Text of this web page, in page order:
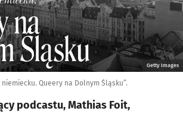
Getty Images
Queery na Dolnym Śląsku”.
podcastu, Mathias Foit,